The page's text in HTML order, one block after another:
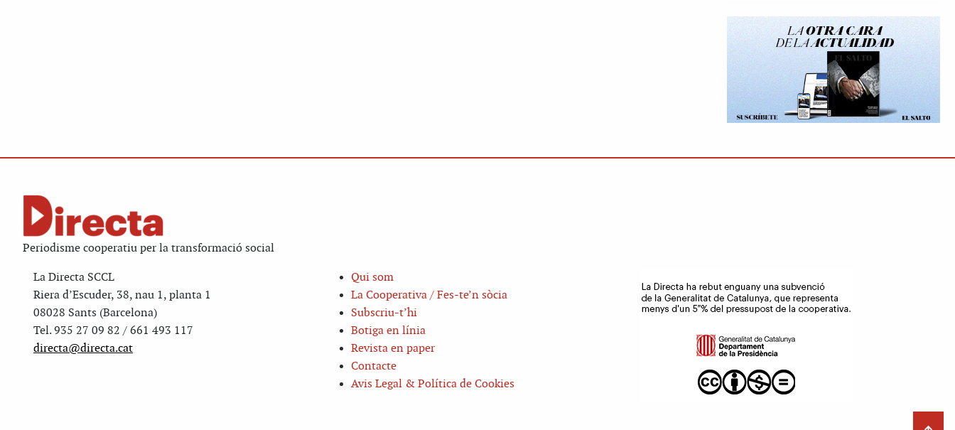
Periodisme cooperatiu per la transformació social
La Directa SCCL
Riera d’Escuder, 38, nau 1, planta 1
08028 Sants (Barcelona)
Tel. 935 27 09 82 / 661 493 117
directa@directa.cat
Qui som
La Cooperativa / Fes-te’n sòcia
Subscriu-t’hi
Botiga en línia
Revista en paper
Contacte
Avis Legal & Política de Cookies